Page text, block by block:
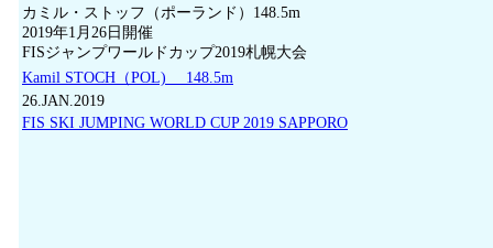
カミル・ストッフ（ポーランド）148.5m
2019年1月26日開催
FISジャンプワールドカップ2019札幌大会
Kamil STOCH（POL) 148.5m
26.JAN.2019
FIS SKI JUMPING WORLD CUP 2019 SAPPORO